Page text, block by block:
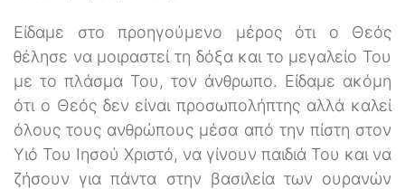
Είδαμε στο προηγούμενο μέρος ότι ο Θεός
θέλησε να μοιραστεί τη δόξα και το μεγαλείο Του
με το πλάσμα Του, τον άνθρωπο. Είδαμε ακόμη
ότι ο Θεός δεν είναι προσωπολήπτης αλλά καλεί
όλους τους ανθρώπους μέσα από την πίστη στον
Υιό Του Ιησού Χριστό, να γίνουν παιδιά Του και να
ζήσουν για πάντα στην βασιλεία των ουρανών